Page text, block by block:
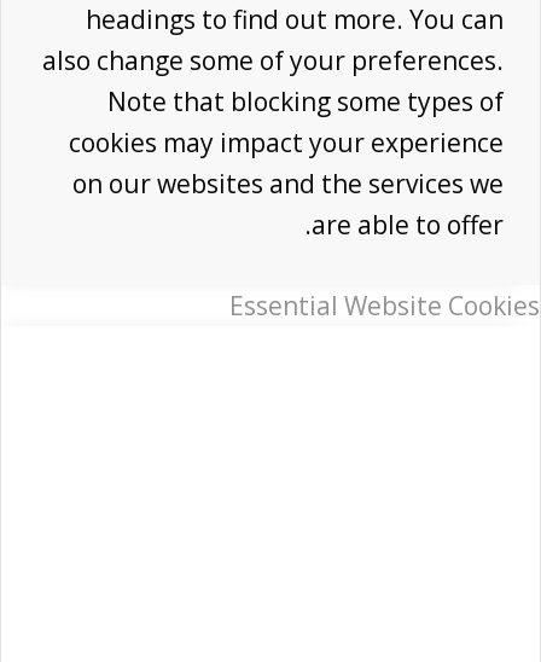
headings to find out more. You can
also change some of your preferences.
Note that blocking some types of
cookies may impact your experience
on our websites and the services we
are able to offer.
Essential Website Cookies